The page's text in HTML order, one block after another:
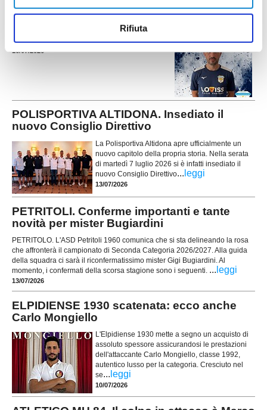
Rifiuta
LAPEDONESE. Ecco i primi colpi per la
...leggi
16/07/2026
POLISPORTIVA ALTIDONA. Insediato il
nuovo Consiglio Direttivo
La Polisportiva Altidona apre ufficialmente un
nuovo capitolo della propria storia. Nella serata
di martedì 7 luglio 2026 si è infatti insediato il
nuovo Consiglio Direttivo... leggi
13/07/2026
PETRITOLI. Conferme importanti e tante
novità per mister Bugiardini
PETRITOLO. L'ASD Petritoli 1960 comunica che si sta delineando la rosa
che affronterà il campionato di Seconda Categoria 2026/2027. Alla guida
della squadra ci sarà il riconfermatissimo mister Gigi Bugiardini. Al
momento, i confermati della scorsa stagione sono i seguenti. ... leggi
13/07/2026
ELPIDIENSE 1930 scatenata: ecco anche
Carlo Mongiello
L'Elpidiense 1930 mette a segno un acquisto di
assoluto spessore assicurandosi le prestazioni
dell'attaccante Carlo Mongiello, classe 1992,
autentico lusso per la categoria. Cresciuto nel
se... leggi
10/07/2026